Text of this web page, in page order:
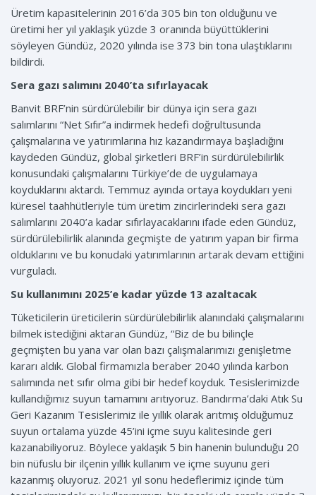
Üretim kapasitelerinin 2016’da 305 bin ton olduğunu ve
üretimi her yıl yaklaşık yüzde 3 oranında büyüttüklerini
söyleyen Gündüz, 2020 yılında ise 373 bin tona ulaştıklarını
bildirdi.
Sera gazı salımını 2040’ta sıfırlayacak
Banvit BRF’nin sürdürülebilir bir dünya için sera gazı
salımlarını “Net Sıfır”a indirmek hedefi doğrultusunda
çalışmalarına ve yatırımlarına hız kazandırmaya başladığını
kaydeden Gündüz, global şirketleri BRF’in sürdürülebilirlik
konusundaki çalışmalarını Türkiye’de de uygulamaya
koyduklarını aktardı. Temmuz ayında ortaya koydukları yeni
küresel taahhütleriyle tüm üretim zincirlerindeki sera gazı
salımlarını 2040’a kadar sıfırlayacaklarını ifade eden Gündüz,
sürdürülebilirlik alanında geçmişte de yatırım yapan bir firma
olduklarını ve bu konudaki yatırımlarının artarak devam ettiğini
vurguladı.
Su kullanımını 2025’e kadar yüzde 13 azaltacak
Tüketicilerin üreticilerin sürdürülebilirlik alanındaki çalışmalarını
bilmek istediğini aktaran Gündüz, “Biz de bu bilinçle
geçmişten bu yana var olan bazı çalışmalarımızı genişletme
kararı aldık. Global firmamızla beraber 2040 yılında karbon
salımında net sıfır olma gibi bir hedef koyduk. Tesislerimizde
kullandığımız suyun tamamını arıtıyoruz. Bandırma’daki Atık Su
Geri Kazanım Tesislerimiz ile yıllık olarak arıtmış olduğumuz
suyun ortalama yüzde 45’ini içme suyu kalitesinde geri
kazanabiliyoruz. Böylece yaklaşık 5 bin hanenin bulunduğu 20
bin nüfuslu bir ilçenin yıllık kullanım ve içme suyunu geri
kazanmış oluyoruz. 2021 yıl sonu hedeflerimiz içinde tüm